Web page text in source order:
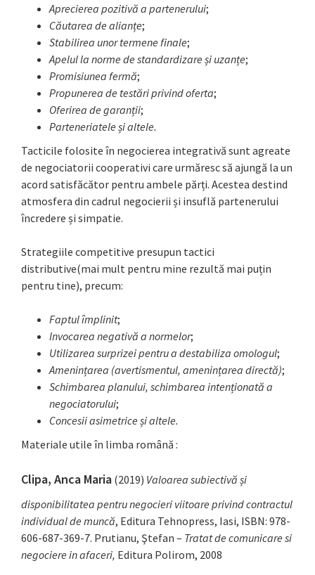
Aprecierea pozitivă a partenerului;
Căutarea de alianțe;
Stabilirea unor termene finale;
Apelul la norme de standardizare și uzanțe;
Promisiunea fermă;
Propunerea de testări privind oferta;
Oferirea de garanții;
Parteneriatele și altele.
Tacticile folosite în negocierea integrativă sunt agreate
de negociatorii cooperativi care urmăresc să ajungă la un
acord satisfăcător pentru ambele părți. Acestea destind
atmosfera din cadrul negocierii și insuflă partenerului
încredere și simpatie.
Strategiile competitive presupun tactici
distributive(mai mult pentru mine rezultă mai puțin
pentru tine), precum:
Faptul împlinit;
Invocarea negativă a normelor;
Utilizarea surprizei pentru a destabiliza omologul;
Amenințarea (avertismentul, amenințarea directă);
Schimbarea planului, schimbarea intenționată a
negociatorului;
Concesii asimetrice și altele.
Materiale utile în limba română :
Clipa, Anca Maria (2019) Valoarea subiectivă și
disponibilitatea pentru negocieri viitoare privind contractul
individual de muncă, Editura Tehnopress, Iasi, ISBN: 978-
606-687-369-7. Prutianu, Ştefan – Tratat de comunicare si
negociere in afaceri, Editura Polirom, 2008